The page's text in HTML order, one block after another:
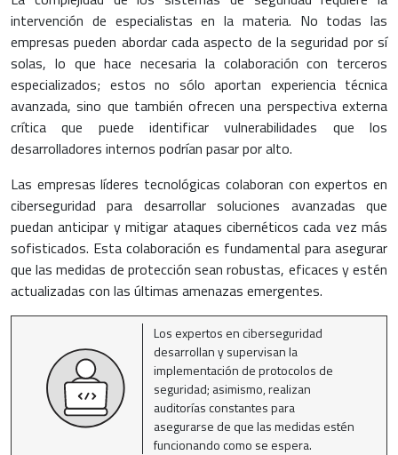
intervención de especialistas en la materia. No todas las
empresas pueden abordar cada aspecto de la seguridad por sí
solas, lo que hace necesaria la colaboración con terceros
especializados; estos no sólo aportan experiencia técnica
avanzada, sino que también ofrecen una perspectiva externa
crítica que puede identificar vulnerabilidades que los
desarrolladores internos podrían pasar por alto.
Las empresas líderes tecnológicas colaboran con expertos en
ciberseguridad para desarrollar soluciones avanzadas que
puedan anticipar y mitigar ataques cibernéticos cada vez más
sofisticados. Esta colaboración es fundamental para asegurar
que las medidas de protección sean robustas, eficaces y estén
actualizadas con las últimas amenazas emergentes.
Los expertos en ciberseguridad
desarrollan y supervisan la
implementación de protocolos de
seguridad; asimismo, realizan
auditorías constantes para
asegurarse de que las medidas estén
funcionando como se espera.